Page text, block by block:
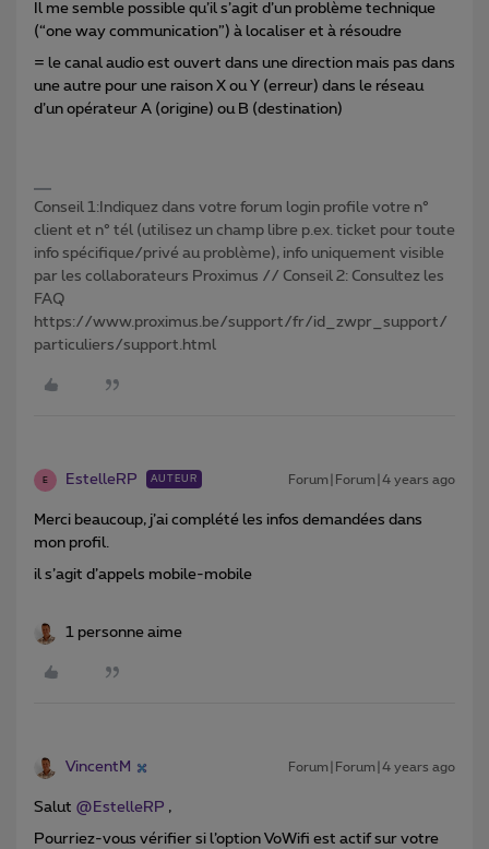
Il me semble possible qu’il s’agit d’un problème technique
(“one way communication”) à localiser et à résoudre
= le canal audio est ouvert dans une direction mais pas dans
une autre pour une raison X ou Y (erreur) dans le réseau
d’un opérateur A (origine) ou B (destination)
Conseil 1:Indiquez dans votre forum login profile votre n°
client et n° tél (utilisez un champ libre p.ex. ticket pour toute
info spécifique/privé au problème), info uniquement visible
par les collaborateurs Proximus // Conseil 2: Consultez les
FAQ
https://www.proximus.be/support/fr/id_zwpr_support/
particuliers/support.html
E EstelleRP AUTEUR Forum|Forum|4 years ago
Merci beaucoup, j’ai complété les infos demandées dans
mon profil.
il s’agit d’appels mobile-mobile
1 personne aime
VincentM Forum|Forum|4 years ago
Salut @EstelleRP ,
Pourriez-vous vérifier si l’option VoWifi est actif sur votre